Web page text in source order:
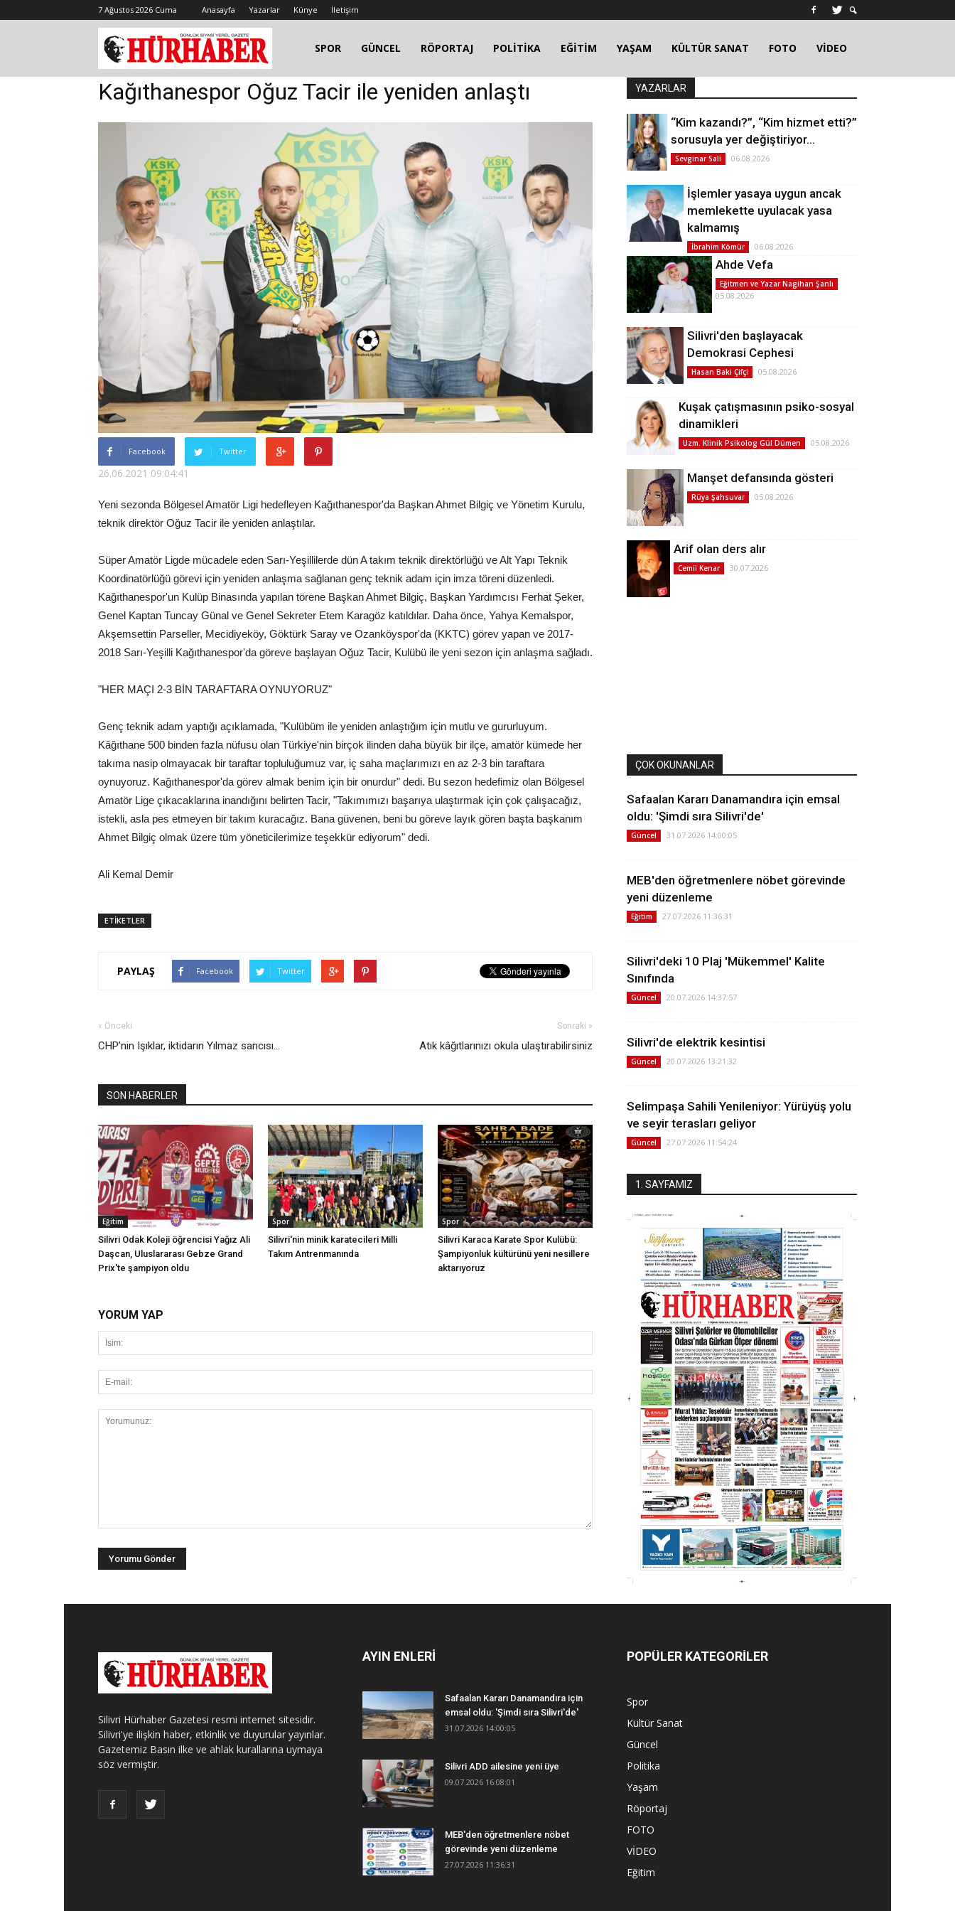
7 Ağustos 2026 Cuma Anasayfa Yazarlar Künye İletişim
SPOR GÜNCEL RÖPORTAJ POLİTİKA EĞİTİM YAŞAM KÜLTÜR SANAT FOTO VİDEO
Kağıthanespor Oğuz Tacir ile yeniden anlaştı
Facebook Twitter
26.06.2021 09:04:41
Yeni sezonda Bölgesel Amatör Ligi hedefleyen Kağıthanespor'da Başkan Ahmet Bilgiç ve Yönetim Kurulu,
teknik direktör Oğuz Tacir ile yeniden anlaştılar.
Süper Amatör Ligde mücadele eden Sarı-Yeşillilerde dün A takım teknik direktörlüğü ve Alt Yapı Teknik
Koordinatörlüğü görevi için yeniden anlaşma sağlanan genç teknik adam için imza töreni düzenledi.
Kağıthanespor'un Kulüp Binasında yapılan törene Başkan Ahmet Bilgiç, Başkan Yardımcısı Ferhat Şeker,
Genel Kaptan Tuncay Günal ve Genel Sekreter Etem Karagöz katıldılar. Daha önce, Yahya Kemalspor,
Akşemsettin Parseller, Mecidiyeköy, Göktürk Saray ve Ozanköyspor'da (KKTC) görev yapan ve 2017-
2018 Sarı-Yeşilli Kağıthanespor'da göreve başlayan Oğuz Tacir, Kulübü ile yeni sezon için anlaşma sağladı.
"HER MAÇI 2-3 BİN TARAFTARA OYNUYORUZ"
Genç teknik adam yaptığı açıklamada, "Kulübüm ile yeniden anlaştığım için mutlu ve gururluyum.
Kâğıthane 500 binden fazla nüfusu olan Türkiye'nin birçok ilinden daha büyük bir ilçe, amatör kümede her
takıma nasip olmayacak bir taraftar topluluğumuz var, iç saha maçlarımızı en az 2-3 bin taraftara
oynuyoruz. Kağıthanespor'da görev almak benim için bir onurdur" dedi. Bu sezon hedefimiz olan Bölgesel
Amatör Lige çıkacaklarına inandığını belirten Tacir, "Takımımızı başarıya ulaştırmak için çok çalışacağız,
istekli, asla pes etmeyen bir takım kuracağız. Bana güvenen, beni bu göreve layık gören başta başkanım
Ahmet Bilgiç olmak üzere tüm yöneticilerimize teşekkür ediyorum" dedi.
Ali Kemal Demir
ETİKETLER
PAYLAŞ Facebook Twitter
« Önceki
CHP’nin Işıklar, iktidarın Yılmaz sancısı…
Sonraki »
Atık kâğıtlarınızı okula ulaştırabilirsiniz
SON HABERLER
Eğitim
Silivri Odak Koleji öğrencisi Yağız Ali
Daşcan, Uluslararası Gebze Grand
Prix'te şampiyon oldu
Spor
Silivri'nin minik karatecileri Milli
Takım Antrenmanında
Spor
Silivri Karaca Karate Spor Kulübü:
Şampiyonluk kültürünü yeni nesillere
aktarıyoruz
YORUM YAP
YAZARLAR
“Kim kazandı?”, “Kim hizmet etti?”
sorusuyla yer değiştiriyor…
Sevginar Sali 06.08.2026
İşlemler yasaya uygun ancak
memlekette uyulacak yasa
kalmamış
İbrahim Kömür 06.08.2026
Ahde Vefa
Eğitmen ve Yazar Nagihan Şanlı
05.08.2026
Silivri'den başlayacak
Demokrasi Cephesi
Hasan Baki Çifçi 05.08.2026
Kuşak çatışmasının psiko-sosyal
dinamikleri
Uzm. Klinik Psikolog Gül Dümen 05.08.2026
Manşet defansında gösteri
Rüya Şahsuvar 05.08.2026
Arif olan ders alır
Cemil Kenar 30.07.2026
ÇOK OKUNANLAR
Safaalan Kararı Danamandıra için emsal
oldu: 'Şimdi sıra Silivri'de'
Güncel 31.07.2026 14:00:05
MEB'den öğretmenlere nöbet görevinde
yeni düzenleme
Eğitim 27.07.2026 11:36:31
Silivri'deki 10 Plaj 'Mükemmel' Kalite
Sınıfında
Güncel 20.07.2026 14:37:57
Silivri'de elektrik kesintisi
Güncel 20.07.2026 13:21:32
Selimpaşa Sahili Yenileniyor: Yürüyüş yolu
ve seyir terasları geliyor
Güncel 27.07.2026 11:54:24
1. SAYFAMIZ
Silivri Hürhaber Gazetesi resmi internet sitesidir.
Silivri'ye ilişkin haber, etkinlik ve duyurular yayınlar.
Gazetemiz Basın ilke ve ahlak kurallarına uymaya
söz vermiştir.
AYIN ENLERİ
Safaalan Kararı Danamandıra için
emsal oldu: 'Şimdi sıra Silivri'de'
31.07.2026 14:00:05
Silivri ADD ailesine yeni üye
09.07.2026 16:08:01
MEB'den öğretmenlere nöbet
görevinde yeni düzenleme
27.07.2026 11:36:31
POPÜLER KATEGORİLER
Spor
Kültür Sanat
Güncel
Politika
Yaşam
Röportaj
FOTO
VİDEO
Eğitim